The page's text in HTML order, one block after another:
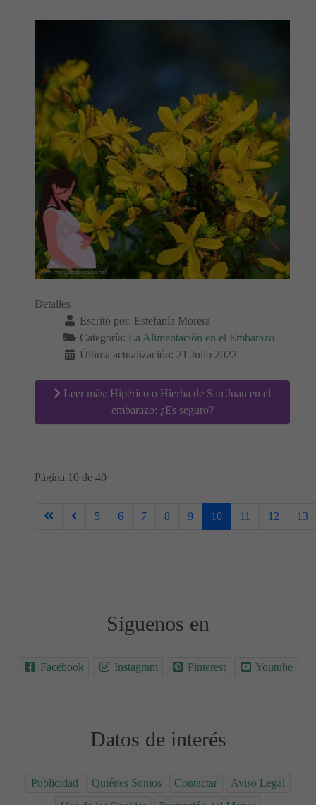
Detalles
Escrito por: Estefanía Morera
Categoría: La Alimentación en el Embarazo
Última actualización: 21 Julio 2022
Leer más: Hipérico o Hierba de San Juan en el
embarazo: ¿Es seguro?
Página 10 de 40
5 6 7 8 9 10 11 12 13
Síguenos en
Facebook Instagram Pinterest Youtube
Datos de interés
Publicidad Quiénes Somos Contactar
Aviso Legal